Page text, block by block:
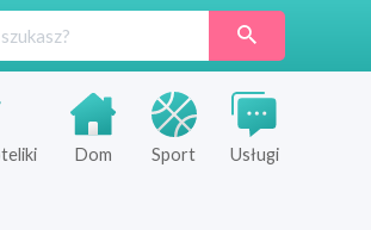
Dom Sport Usługi